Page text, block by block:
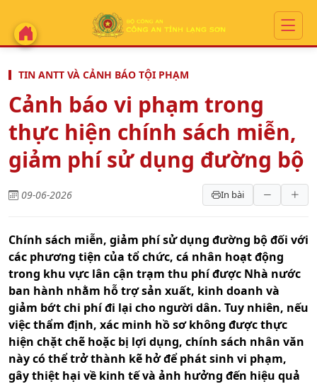
TIN ANTT VÀ CẢNH BÁO TỘI PHẠM
Cảnh báo vi phạm trong
thực hiện chính sách miễn,
giảm phí sử dụng đường bộ
09-06-2026 In bài
Chính sách miễn, giảm phí sử dụng đường bộ đối với
các phương tiện của tổ chức, cá nhân hoạt động
trong khu vực lân cận trạm thu phí được Nhà nước
ban hành nhằm hỗ trợ sản xuất, kinh doanh và
giảm bớt chi phí đi lại cho người dân. Tuy nhiên, nếu
việc thẩm định, xác minh hồ sơ không được thực
hiện chặt chẽ hoặc bị lợi dụng, chính sách nhân văn
này có thể trở thành kẽ hở để phát sinh vi phạm,
gây thiệt hại về kinh tế và ảnh hưởng đến hiệu quả